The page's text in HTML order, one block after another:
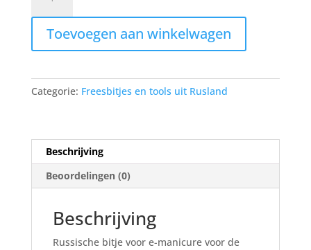
cilinder
blauw
(large)
Toevoegen aan winkelwagen
Categorie: Freesbitjes en tools uit Rusland
Beschrijving
Beoordelingen (0)
Beschrijving
Russische bitje voor e-manicure voor de